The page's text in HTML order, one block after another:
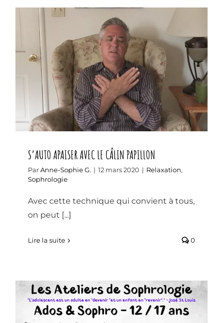
S’AUTO APAISER AVEC LE CÂLIN
PAPILLON
S’AUTO APAISER AVEC LE CÂLIN PAPILLON
ParAnne-Sophie G. | 12 mars 2020 | Relaxation,
Sophrologie
Avec cette technique qui convient à tous,
on peut [...]
Lire la suite 0